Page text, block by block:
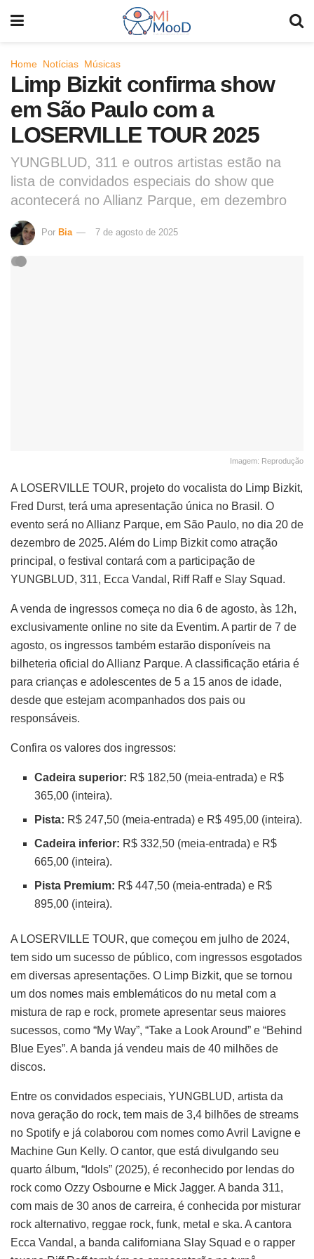
Home Notícias Músicas
Limp Bizkit confirma show
em São Paulo com a
LOSERVILLE TOUR 2025
YUNGBLUD, 311 e outros artistas estão na
lista de convidados especiais do show que
acontecerá no Allianz Parque, em dezembro
Por Bia 7 de agosto de 2025
Imagem: Reprodução
A LOSERVILLE TOUR, projeto do vocalista do Limp Bizkit,
Fred Durst, terá uma apresentação única no Brasil . O
evento será no Allianz Parque, em São Paulo, no dia 20 de
dezembro de 2025. Além do Limp Bizkit como atração
principal, o festival contará com a participação de
YUNGBLUD, 311, Ecca Vandal, Riff Raff e Slay Squad.
A venda de ingressos começa no dia 6 de agosto, às 12h,
exclusivamente online no site da Eventim. A partir de 7 de
agosto, os ingressos também estarão disponíveis na
bilheteria oficial do Allianz Parque. A classificação etária é
para crianças e adolescentes de 5 a 15 anos de idade,
desde que estejam acompanhados dos pais ou
responsáveis.
Confira os valores dos ingressos:
Cadeira superior: R$ 182,50 (meia-entrada) e R$
365,00 (inteira).
Pista: R$ 247,50 (meia-entrada) e R$ 495,00 (inteira).
Cadeira inferior: R$ 332,50 (meia-entrada) e R$
665,00 (inteira).
Pista Premium: R$ 447,50 (meia-entrada) e R$
895,00 (inteira).
A LOSERVILLE TOUR, que começou em julho de 2024,
tem sido um sucesso de público, com ingressos esgotados
em diversas apresentações. O Limp Bizkit, que se tornou
um dos nomes mais emblemáticos do nu metal com a
mistura de rap e rock, promete apresentar seus maiores
sucessos, como “My Way”, “Take a Look Around” e “Behind
Blue Eyes”. A banda já vendeu mais de 40 milhões de
discos.
Entre os convidados especiais, YUNGBLUD, artista da
nova geração do rock, tem mais de 3,4 bilhões de streams
no Spotify e já colaborou com nomes como Avril Lavigne e
Machine Gun Kelly. O cantor, que está divulgando seu
quarto álbum, “Idols” (2025), é reconhecido por lendas do
rock como Ozzy Osbourne e Mick Jagger. A banda 311,
com mais de 30 anos de carreira, é conhecida por misturar
rock alternativo, reggae rock, funk, metal e ska. A cantora
Ecca Vandal, a banda californiana Slay Squad e o rapper